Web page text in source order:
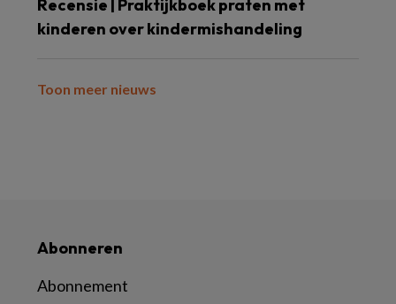
Recensie | Praktijkboek praten met
kinderen over kindermishandeling
Toon meer nieuws
Abonneren
Abonnement